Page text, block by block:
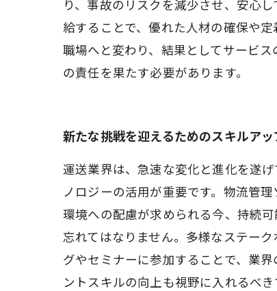
り、事故のリスクを減少させ、安心
給することで、優れた人材の確保や
職場へと変わり、結果としてサービ
の責任を果たす必要があります。
新たな挑戦を迎えるためのスキルアッ
運送業界は、急速な変化と進化を遂
ノロジーの活用が重要です。物流管
環境への配慮が求められる今、持続
忘れてはなりません。多様なステー
グやセミナーに参加することで、業
ントスキルの向上も視野に入れるべ